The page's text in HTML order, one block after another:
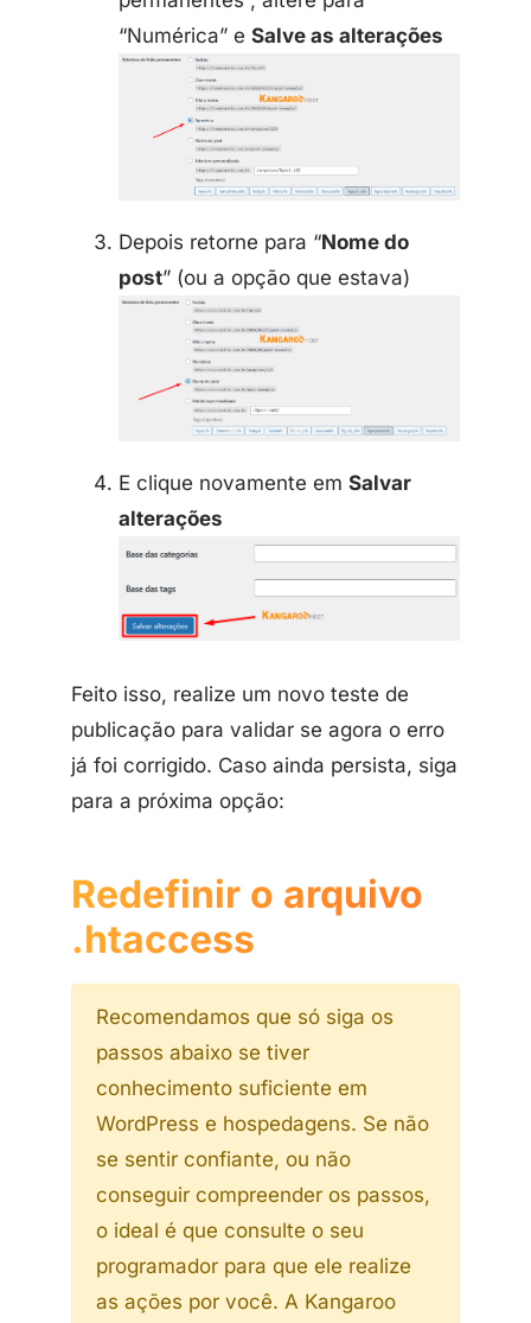
“Numérica” e Salve as alterações
Depois retorne para “Nome do
post” (ou a opção que estava)
E clique novamente em Salvar
alterações
Feito isso, realize um novo teste de
publicação para validar se agora o erro
já foi corrigido. Caso ainda persista, siga
para a próxima opção:
Redefinir o arquivo
.htaccess
Recomendamos que só siga os
passos abaixo se tiver
conhecimento suficiente em
WordPress e hospedagens. Se não
se sentir confiante, ou não
conseguir compreender os passos,
o ideal é que consulte o seu
programador para que ele realize
as ações por você. A Kangaroo